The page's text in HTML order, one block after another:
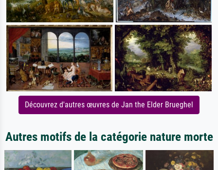
Découvrez d'autres œuvres de Jan the Elder Brueghel
Autres motifs de la catégorie nature morte